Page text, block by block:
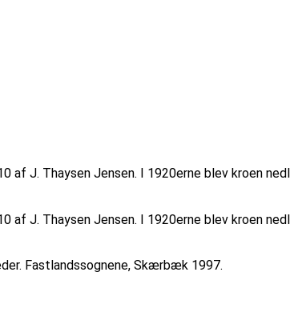
af J. Thaysen Jensen. I 1920erne blev kroen
af J. Thaysen Jensen. I 1920erne blev kroen
Fastlandssognene, Skærbæk 1997.